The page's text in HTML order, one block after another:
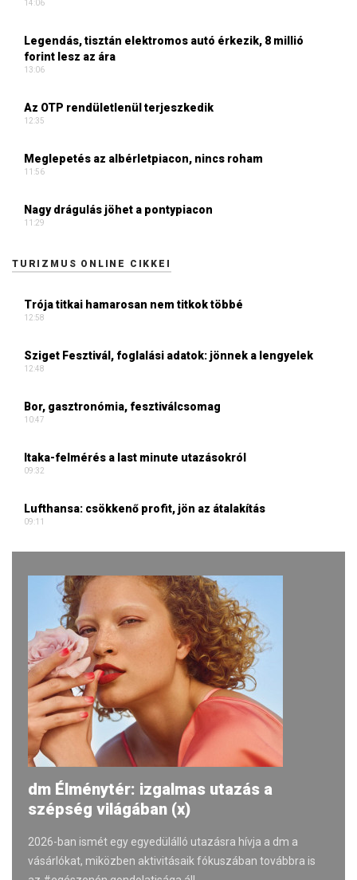
14:06
Legendás, tisztán elektromos autó érkezik, 8 millió
forint lesz az ára
13:06
Az OTP rendületlenül terjeszkedik
12:35
Meglepetés az albérletpiacon, nincs roham
11:56
Nagy drágulás jöhet a pontypiacon
11:29
TURIZMUS ONLINE CIKKEI
Trója titkai hamarosan nem titkok többé
12:58
Sziget Fesztivál, foglalási adatok: jönnek a lengyelek
12:48
Bor, gasztronómia, fesztiválcsomag
10:47
Itaka-felmérés a last minute utazásokról
09:32
Lufthansa: csökkenő profit, jön az átalakítás
09:11
dm Élménytér: izgalmas utazás a
szépség világában (x)
2026-ban ismét egy egyedülálló utazásra hívja a dm a
vásárlókat, miközben aktivitásaik fókuszában továbbra is